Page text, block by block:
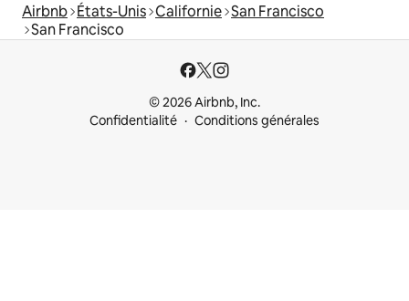
Airbnb États-Unis Californie San Francisco
San Francisco
© 2026 Airbnb, Inc.
Confidentialité
Conditions générales